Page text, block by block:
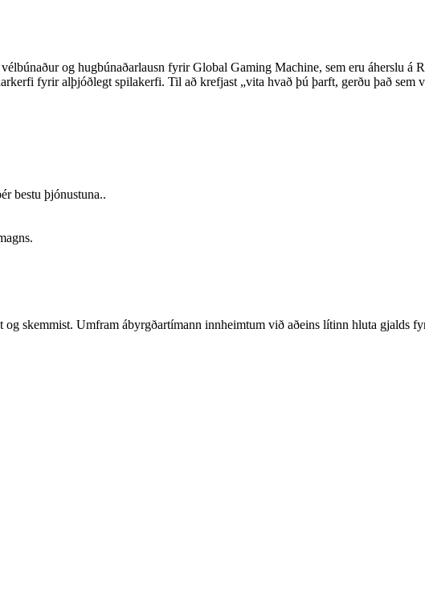
og hugbúnaðarlausn fyrir Global Gaming Machine, sem eru áherslu á
fyrir alþjóðlegt spilakerfi. Til að krefjast „vita hvað þú þarft, gerðu það
bestu þjónustuna..
skemmist. Umfram ábyrgðartímann innheimtum við aðeins lítinn hluta gjalds